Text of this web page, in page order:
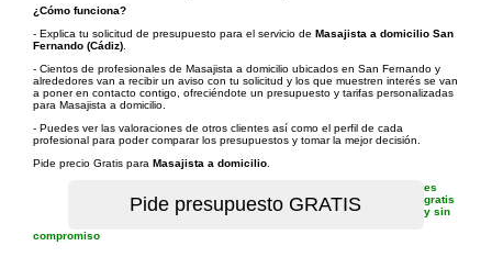
¿Cómo funciona?
- Explica tu solicitud de presupuesto para el servicio de Masajista a domicilio San
Fernando (Cádiz)
- Cientos de profesionales de Masajista a domicilio ubicados en San Fernando y
alrededores van a recibir un aviso con tu solicitud y los que muestren interés se van
a poner en contacto contigo, ofreciéndote un presupuesto y tarifas personalizadas
para Masajista a domicilio.
- Puedes ver las valoraciones de otros clientes así como el perfil de cada
profesional para poder comparar los presupuestos y tomar la mejor decisión.
Pide precio Gratis para Masajista a domicilio
es
gratis
y sin
compromiso